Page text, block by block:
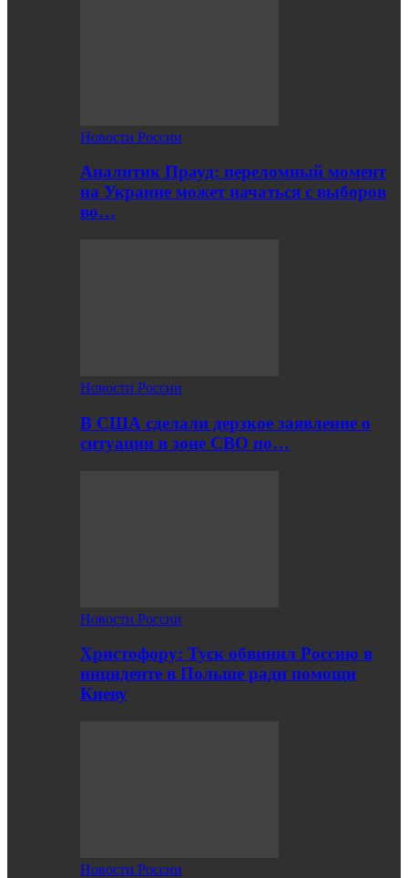
Новости России
Аналитик Прауд: переломный момент
на Украине может начаться с выборов
во…
Новости России
В США сделали дерзкое заявление о
ситуации в зоне СВО по…
Новости России
Христофору: Туск обвинил Россию в
инциденте в Польше ради помощи
Киеву
Новости России